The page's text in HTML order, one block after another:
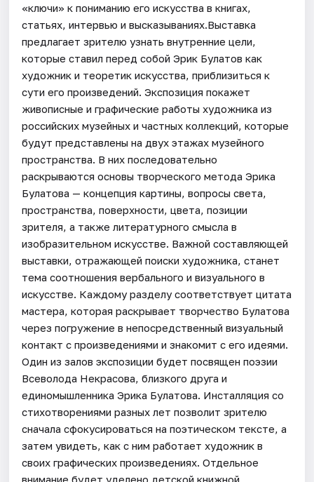
«ключи» к пониманию его искусства в книгах,
статьях, интервью и высказываниях.Выставка
предлагает зрителю узнать внутренние цели,
которые ставил перед собой Эрик Булатов как
художник и теоретик искусства, приблизиться к
сути его произведений. Экспозиция покажет
живописные и графические работы художника из
российских музейных и частных коллекций, которые
будут представлены на двух этажах музейного
пространства. В них последовательно
раскрываются основы творческого метода Эрика
Булатова — концепция картины, вопросы света,
пространства, поверхности, цвета, позиции
зрителя, а также литературного смысла в
изобразительном искусстве. Важной составляющей
выставки, отражающей поиски художника, станет
тема соотношения вербального и визуального в
искусстве. Каждому разделу соответствует цитата
мастера, которая раскрывает творчество Булатова
через погружение в непосредственный визуальный
контакт с произведениями и знакомит с его идеями.
Один из залов экспозиции будет посвящен поэзии
Всеволода Некрасова, близкого друга и
единомышленника Эрика Булатова. Инсталляция со
стихотворениями разных лет позволит зрителю
сначала сфокусироваться на поэтическом тексте, а
затем увидеть, как с ним работает художник в
своих графических произведениях. Отдельное
внимание будет уделено детской книжной